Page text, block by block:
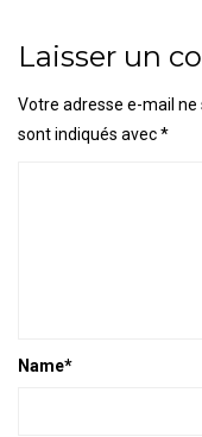
Laisser un
Votre adresse e-mail ne
sont indiqués avec*
Name*